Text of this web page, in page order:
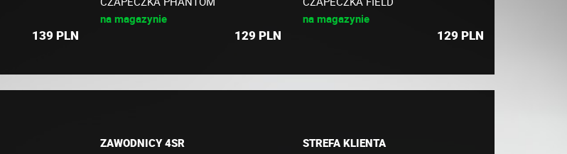
139 PLN
na magazynie
129 PLN
na magazynie
129 PLN
ZAWODNICY 4SR
STREFA KLIENTA